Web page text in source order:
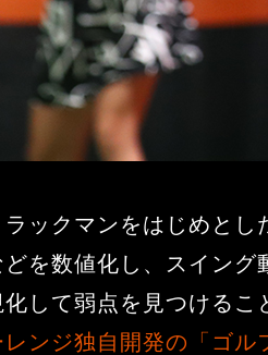
ックマンをはじめとし
を数値化し、スイング
して弱点を見つけるこ
ンジ独自開発の「ゴル